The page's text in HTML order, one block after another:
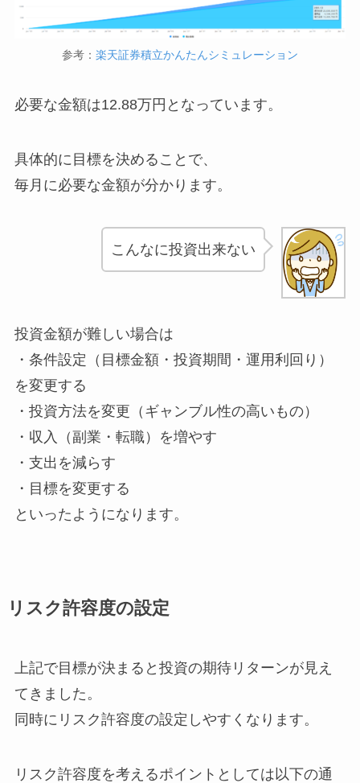
参考： 楽天証券積立かんたんシミュレーション
必要な金額は12.88万円となっています。
具体的に目標を決めることで、
毎月に必要な金額が分かります。
こんなに投資出来ない
投資金額が難しい場合は
・条件設定（目標金額・投資期間・運用利回り）
を変更する
・投資方法を変更（ギャンブル性の高いもの）
・収入（副業・転職）を増やす
・支出を減らす
・目標を変更する
といったようになります。
リスク許容度の設定
上記で目標が決まると投資の期待リターンが見え
てきました。
同時にリスク許容度の設定しやすくなります。
リスク許容度を考えるポイントとしては以下の通